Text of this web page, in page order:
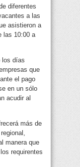
diferentes
a las
asistieron a
las 10:00 a
los días
que
el pago
en un sólo
acudir al
más de
manera que
requirentes